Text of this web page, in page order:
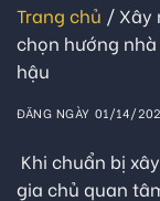
Trang chủ / Xây
chọn hướng
hậu
ĐĂNG NGÀY 01/14/
Khi chuẩn bị
gia chủ quan